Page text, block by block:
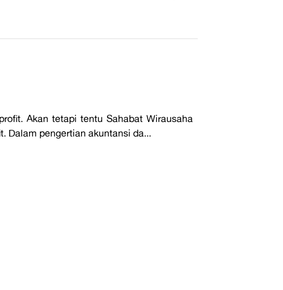
Akan tetapi tentu Sahabat Wirausaha
Dalam pengertian akuntansi da...